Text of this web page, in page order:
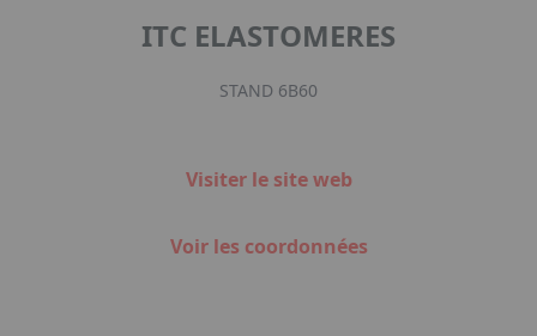
ITC ELASTOMERES
STAND 6B60
Visiter le site web
Voir les coordonnées